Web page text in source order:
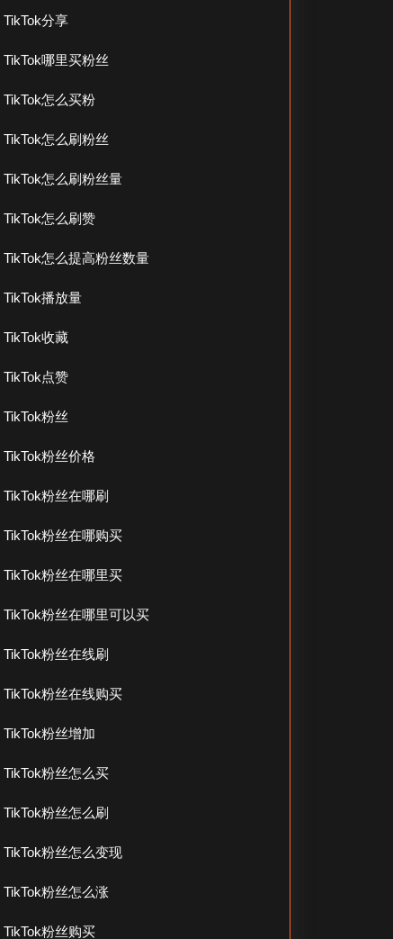
TikTok分享
TikTok哪里买粉丝
TikTok怎么买粉
TikTok怎么刷粉丝
TikTok怎么刷粉丝量
TikTok怎么刷赞
TikTok怎么提高粉丝数量
TikTok播放量
TikTok收藏
TikTok点赞
TikTok粉丝
TikTok粉丝价格
TikTok粉丝在哪刷
TikTok粉丝在哪购买
TikTok粉丝在哪里买
TikTok粉丝在哪里可以买
TikTok粉丝在线刷
TikTok粉丝在线购买
TikTok粉丝增加
TikTok粉丝怎么买
TikTok粉丝怎么刷
TikTok粉丝怎么变现
TikTok粉丝怎么涨
TikTok粉丝购买